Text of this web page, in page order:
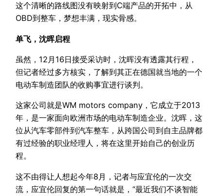
这个清晰的路线图没有映射到C端产品的开拓中，从
OBD到整车，梦想丰满，现实骨感。
单飞，沈晖启程
虽然，12月16日接受采访时，沈晖没有透露其行程，
但记者经过多方核实，了解到其正在德国就当地的一个
电动车制造团队的收购事宜进行谈判。
这家公司就是WM motors company，它成立于2013
年，是一家面向欧洲市场的电动车制造企业。沈晖，这
位从汽车零部件到汽车整车，从跨国公司到自主品牌都
有过经验的职业经理人，将在这里开始自己的创业历
程。
这不由得让人想起今年8月，记者与应宜伦的一次交
流，应宜伦回复的第一句话就是，“最近我们不谈智能